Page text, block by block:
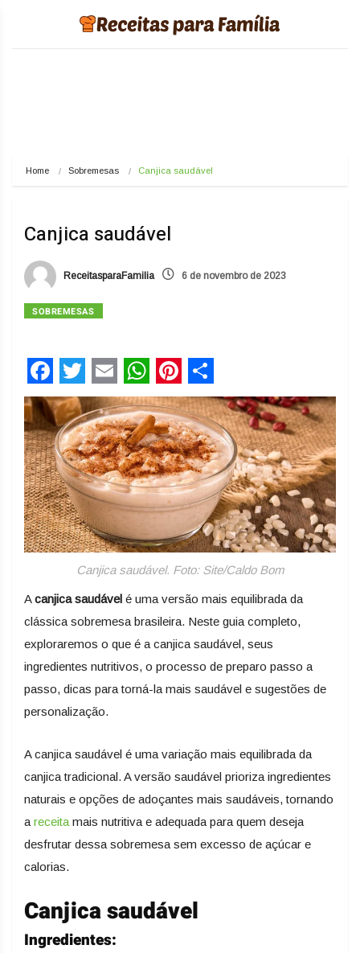
Home Sobremesas Canjica saudável
Canjica saudável
ReceitasparaFamilia 6 de novembro de 2023
SOBREMESAS
Facebook
Twitter
EmailWhatsApp
Pinterest
Share
Canjica saudável. Foto: Site/Caldo Bom
Acanjica saudável é uma versão mais equilibrada da
clássica sobremesa brasileira. Neste guia completo,
exploraremos o que é a canjica saudável, seus
ingredientes nutritivos, o processo de preparo passo a
passo, dicas para torná-la mais saudável e sugestões de
personalização.
A canjica saudável é uma variação mais equilibrada da
canjica tradicional. A versão saudável prioriza ingredientes
naturais e opções de adoçantes mais saudáveis, tornando
a receita mais nutritiva e adequada para quem deseja
desfrutar dessa sobremesa sem excesso de açúcar e
calorias.
Canjica saudável
Ingredientes: